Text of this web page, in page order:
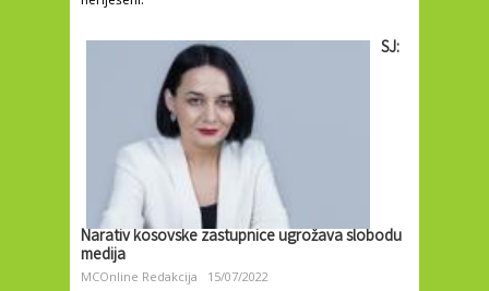
SJ:
Narativ kosovske zastupnice ugrožava slobodu
medija
MCOnline Redakcija 15/07/2022